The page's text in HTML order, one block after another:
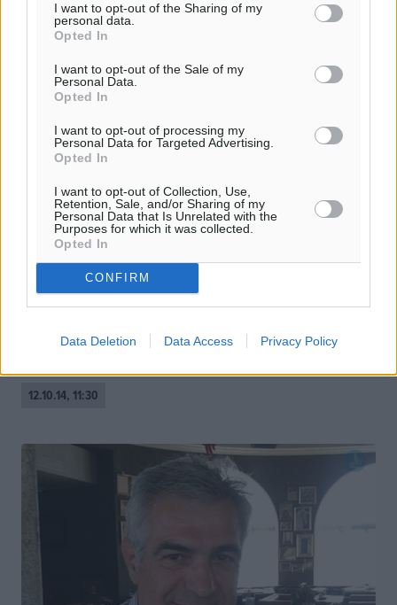
I want to opt-out of the Sharing of my
personal data.
Opted In
I want to opt-out of the Sale of my
Personal Data.
Opted In
I want to opt-out of processing my
Personal Data for Targeted Advertising.
Opted In
I want to opt-out of Collection, Use,
Retention, Sale, and/or Sharing of my
Personal Data that Is Unrelated with the
Purposes for which it was collected.
Opted In
CONFIRM
Data Deletion Data Access Privacy Policy
«Θρίλερ» με τα ακίνητα της
Περιφέρειας Νοτίου Αιγαίου
-Σε ακίνητο του Ελληνικού Δημοσίου υπάρχει ανύπαρκτο
του Υπουργείου Οικονομικών, της Περιφέρειας Νοτίου
Αιγαίου, της ...
12.10.14, 11:30